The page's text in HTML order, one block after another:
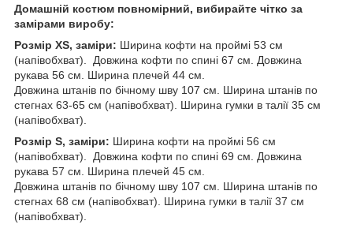
Домашній костюм повномірний, вибирайте чітко за
замірами виробу:
Розмір XS, заміри: Ширина кофти на проймі 53 см
(напівобхват). Довжина кофти по спині 67 см. Довжина
рукава 56 см. Ширина плечей 44 см.
Довжина штанів по бічному шву 107 см. Ширина штанів по
стегнах 63-65 см (напівобхват). Ширина гумки в талії 35 см
(напівобхват).
Розмір S, заміри: Ширина кофти на проймі 56 см
(напівобхват). Довжина кофти по спині 69 см. Довжина
рукава 57 см. Ширина плечей 45 см.
Довжина штанів по бічному шву 107 см. Ширина штанів по
стегнах 68 см (напівобхват). Ширина гумки в талії 37 см
(напівобхват).